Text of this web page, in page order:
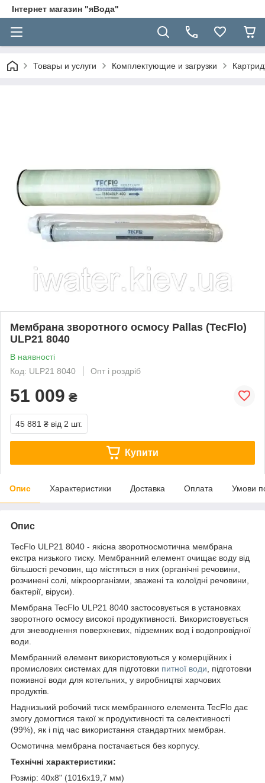
Інтернет магазин "яВода"
Товары и услуги Комплектующие и загрузки
Мембрана зворотного осмосу Pallas (TecFlo)
ULP21 8040
В наявності
Код: ULP21 8040
Опт і роздріб
51 009 ₴
45 881 ₴ від 2 шт.
Купити
Опис Характеристики Доставка Оплата Умови
Опис
TecFlo ULP21 8040 - якісна зворотносмотична мембрана
екстра низького тиску. Мембранний елемент очищає воду від
більшості речовин, що містяться в них (органічні речовини,
розчинені солі, мікроорганізми, зважені та колоїдні речовини,
бактерії, віруси).
Мембрана TecFlo ULP21 8040 застосовується в установках
зворотного осмосу високої продуктивності. Використовується
для зневоднення поверхневих, підземних вод і водопровідної
води.
Мембранний елемент використовуються у комерційних і
промислових системах для підготовки питної води , підготовки
поживної води для котельних, у виробництві харчових
продуктів.
Наднизький робочий тиск мембранного елемента TecFlo дає
змогу домогтися такої ж продуктивності та селективності
(99%), як і під час використання стандартних мембран.
Осмотична мембрана постачається без корпусу.
Технічні характеристики:
Розмір: 40х8" (1016х19,7 мм)